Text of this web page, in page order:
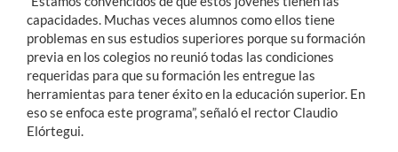
capacidades. Muchas veces alumnos como ellos tiene
problemas en sus estudios superiores porque su formación
previa en los colegios no reunió todas las condiciones
requeridas para que su formación les entregue las
herramientas para tener éxito en la educación superior. En
eso se enfoca este programa”, señaló el rector Claudio
Elórtegui.